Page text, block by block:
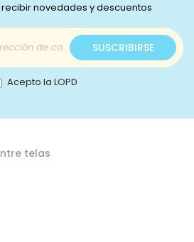
novedades y descuentos
SUSCRIBIRSE
Acepto la LOPD
telas